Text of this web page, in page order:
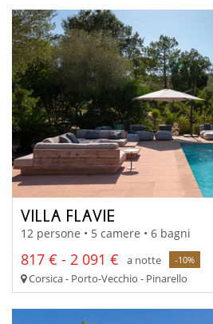
VILLA FLAVIE
12 persone • 5 camere • 6 bagni
817 € - 2 091 € a notte -10%
Corsica - Porto-Vecchio - Pinarello